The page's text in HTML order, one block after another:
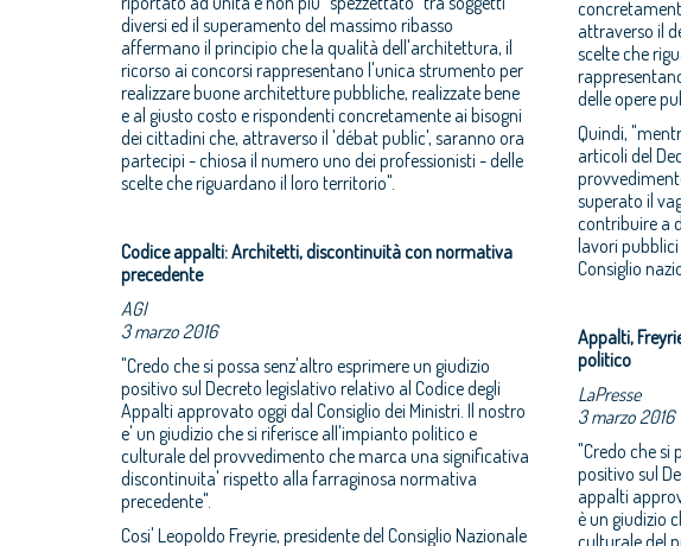
diversi ed il superamento del massimo ribasso
affermano il principio che la qualità dell'architettura, il
ricorso ai concorsi rappresentano l'unica strumento per
realizzare buone architetture pubbliche, realizzate bene
e al giusto costo e rispondenti concretamente ai bisogni
dei cittadini che, attraverso il 'débat public', saranno ora
partecipi - chiosa il numero uno dei professionisti - delle
scelte che riguardano il loro territorio".
Codice appalti: Architetti, discontinuità con normativa
precedente
AGI
3 marzo 2016
"Credo che si possa senz'altro esprimere un giudizio
positivo sul Decreto legislativo relativo al Codice degli
Appalti approvato oggi dal Consiglio dei Ministri. Il nostro
e' un giudizio che si riferisce all'impianto politico e
culturale del provvedimento che marca una significativa
discontinuita' rispetto alla farraginosa normativa
precedente".
Cosi' Leopoldo Freyrie, presidente del Consiglio Nazionale
attraverso il
scelte che
delle opere
Quindi,
articoli del
superato il
contribuire a
lavori
Consiglio
Appalti,
politico
LaPresse
3 marzo 2016
"Credo che si
positivo sul
appalti
è un giudizio
culturale del